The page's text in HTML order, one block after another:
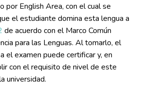
por English Area, con el cual se
el estudiante domina esta lengua a
de acuerdo con el Marco Común
para las Lenguas. Al tomarlo, el
el examen puede certificar y, en
con el requisito de nivel de este
universidad.